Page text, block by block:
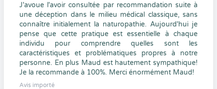
J'avoue l'avoir consultée par recommandation suite à
une déception dans le milieu médical classique, sans
connaître initialement la naturopathie. Aujourd'hui je
pense que cette pratique est essentielle à chaque
individu pour comprendre quelles sont les
caractéristiques et problématiques propres à notre
personne. En plus Maud est hautement sympathique!
Je la recommande à 100%. Merci énormément Maud!
Avis importé